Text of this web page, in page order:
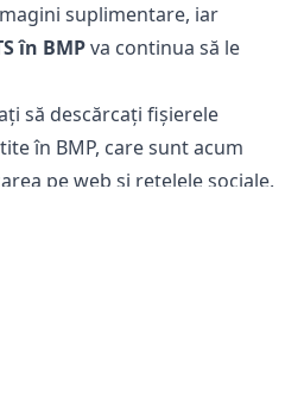
suplimentare, iar
în BMPva continua să le
să descărcați fișierele
în BMP, care sunt acum
pe web și rețelele sociale.